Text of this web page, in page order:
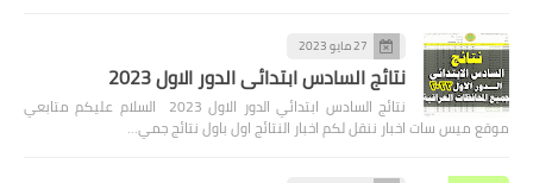
27 مايو 2023
نتائج السادس ابتدائي الدور الاول 2023
نتائج السادس ابتدائي الدور الاول 2023 السلام عليكم متابعي
موقع ميس سات اخبار ننقل لكم اخبار النتائج اول باول نتائج جمي…